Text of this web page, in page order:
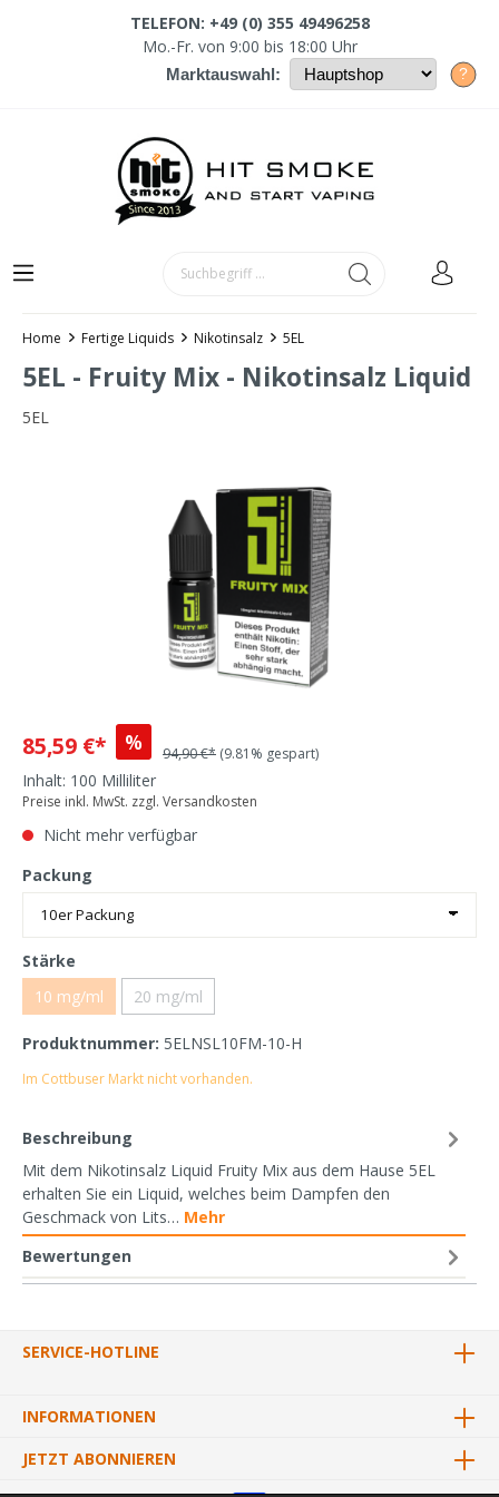
TELEFON: +49 (0) 355 49496258
Mo.-Fr. von 9:00 bis 18:00 Uhr
Marktauswahl: ?
Home Fertige Liquids Nikotinsalz 5EL
5EL - Fruity Mix - Nikotinsalz Liquid
5EL
85,59 €* % 94,90 €* (9.81% gespart)
Inhalt: 100 Milliliter
Preise inkl. MwSt. zzgl. Versandkosten
Nicht mehr verfügbar
Packung
Stärke
10 mg/ml
20 mg/ml
Produktnummer: 5ELNSL10FM-10-H
Im Cottbuser Markt nicht vorhanden.
Beschreibung
Mit dem Nikotinsalz Liquid Fruity Mix aus dem Hause 5EL
erhalten Sie ein Liquid, welches beim Dampfen den
Geschmack von Lits… Mehr
Bewertungen
SERVICE-HOTLINE
INFORMATIONEN
JETZT ABONNIEREN